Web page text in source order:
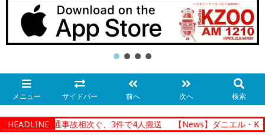
メニュー サイドバー 前へ 次へ 検索
HEADLINE
で朝の交通事故相次ぐ、3件で4人搬送 【News】ダニエル・K・